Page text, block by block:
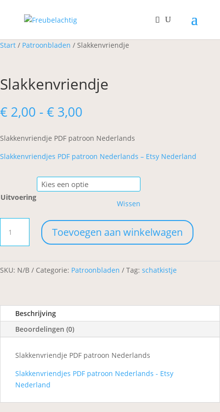
Start / Patroonbladen / Slakkenvriendje
Slakkenvriendje
€ 2,00 -€ 3,00
tot
€ 3,00
Slakkenvriendje PDF patroon Nederlands
Slakkenvriendjes PDF patroon Nederlands – Etsy Nederland
Uitvoering
Wissen
Slakkenvriendje
aantal
Toevoegen aan winkelwagen
SKU: N/B Categorie: Patroonbladen Tag: schatkistje
Beschrijving
Beoordelingen (0)
Slakkenvriendje PDF patroon Nederlands
Slakkenvriendjes PDF patroon Nederlands - Etsy
Nederland